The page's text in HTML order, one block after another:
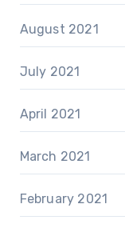
August 2021
July 2021
April 2021
March 2021
February 2021